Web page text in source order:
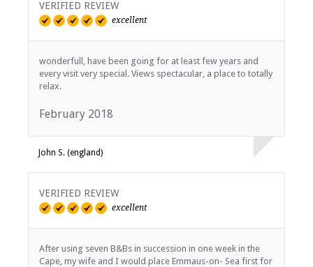
VERIFIED REVIEW
excellent
wonderfull, have been going for at least few years and
every visit very special. Views spectacular, a place to totally
relax.
February 2018
John S. (england)
VERIFIED REVIEW
excellent
After using seven B&Bs in succession in one week in the
Cape, my wife and I would place Emmaus-on- Sea first for